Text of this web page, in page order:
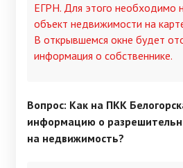
ЕГРН. Для этого необходимо
объект недвижимости на
В открывшемся окне будет
информация о собственнике.
Вопрос: Как на ПКК
информацию о
на недвижимость?